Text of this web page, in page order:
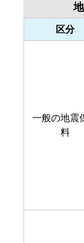
区分
一般の地震
料